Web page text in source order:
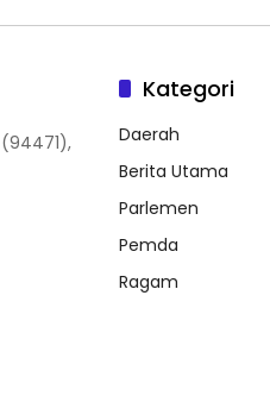
(94471),
Kategori
Daerah
Berita Utama
Parlemen
Pemda
Ragam